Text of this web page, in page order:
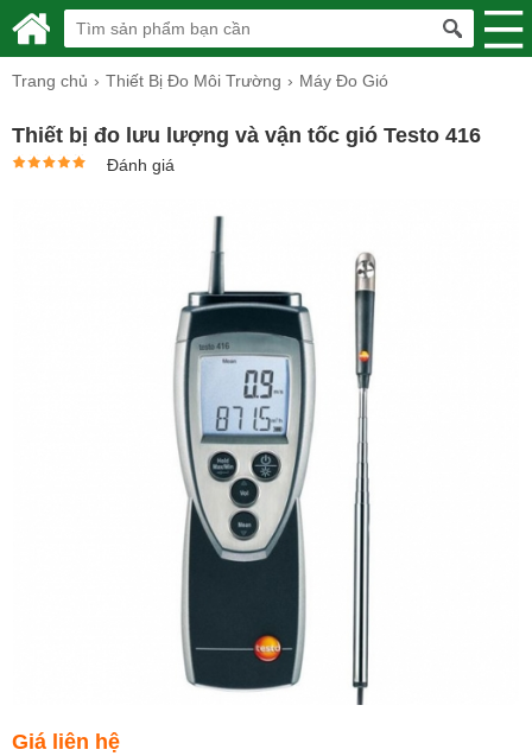
Trang chủ Thiết Bị Đo Môi Trường Máy Đo Gió
Thiết bị đo lưu lượng và vận tốc gió Testo 416
Đánh giá
Giá liên hệ